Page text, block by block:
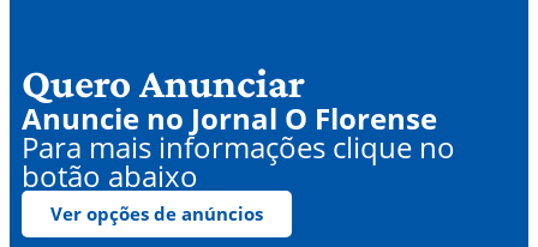
Quero Anunciar
Anuncie no Jornal O Florense
Para mais informações clique no
botão abaixo
Ver opções de anúncios